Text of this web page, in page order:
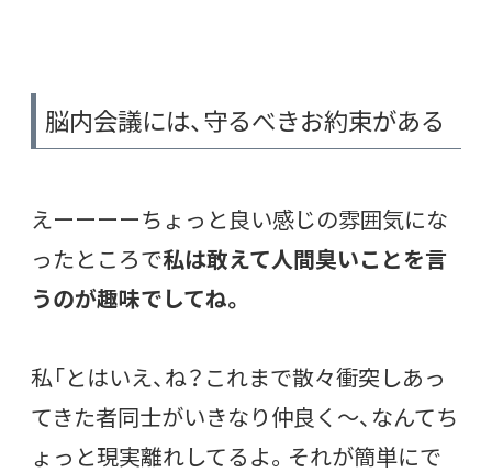
脳内会議には、守るべきお約束がある
えーーーーちょっと良い感じの雰囲気にな
ったところで私は敢えて人間臭いことを言
うのが趣味でしてね。
私「とはいえ、ね？これまで散々衝突しあっ
てきた者同士がいきなり仲良く〜、なんてち
ょっと現実離れしてるよ。それが簡単にで